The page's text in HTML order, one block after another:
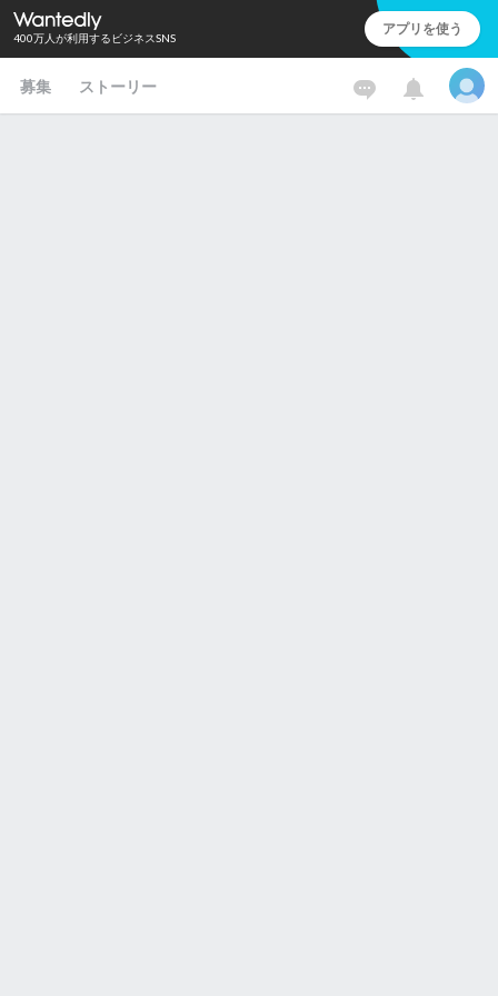
400万人が利用するビジネスSNS アプリを使う
募集 ストーリー